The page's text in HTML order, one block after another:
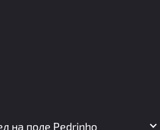
на поле Pedrinho